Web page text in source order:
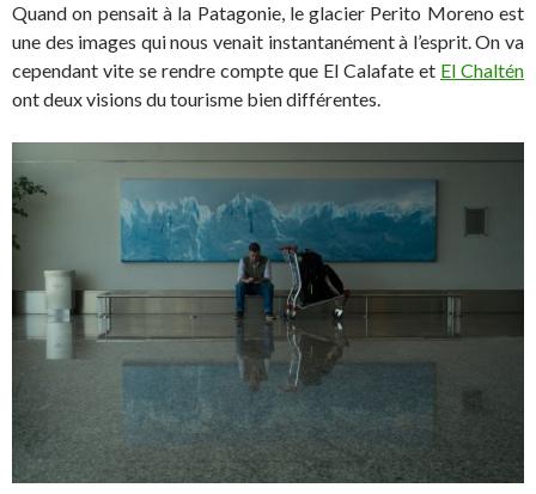
Quand on pensait à la Patagonie, le glacier Perito Moreno est
une des images qui nous venait instantanément à l’esprit. On va
cependant vite se rendre compte que El Calafate et El Chaltén
ont deux visions du tourisme bien différentes.